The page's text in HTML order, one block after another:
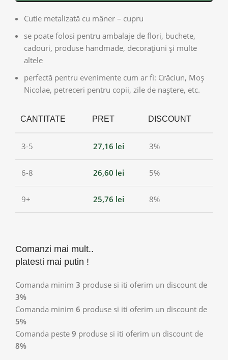
Cutie metalizată cu mâner – cupru
se poate folosi pentru ambalaje de flori, buchete,
cadouri, produse handmade, decorațiuni și multe
altele
perfectă pentru evenimente cum ar fi: Crăciun, Moș
Nicolae, petreceri pentru copii, zile de naștere, etc.
CANTITATE PRET DISCOUNT
3-5 27,16 lei 3%
6-8 26,60 lei 5%
9+ 25,76 lei 8%
Comanzi mai mult..
platesti mai putin !
Comanda minim 3 produse si iti oferim un discount de
3%
Comanda minim 6 produse si iti oferim un discount de
5%
Comanda peste 9 produse si iti oferim un discount de
8%